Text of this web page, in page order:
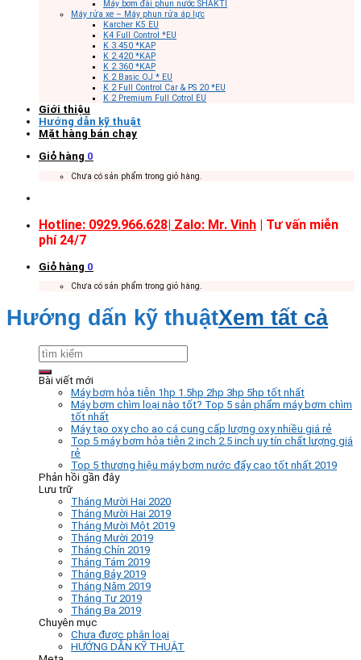
Máy bơm đài phun nước SHAKTI
Máy rửa xe – Máy phun rửa áp lực
Karcher K5 EU
K4 Full Control *EU
K 3.450 *KAP
K 2.420 *KAP
K 2.360 *KAP
K 2 Basic OJ * EU
K 2 Full Control Car & PS 20 *EU
K 2 Premium Full Cotrol EU
Giới thiệu
Hướng dẫn kỹ thuật
Mặt hàng bán chạy
Giỏ hàng 0
Chưa có sản phẩm trong giỏ hàng.
Hotline: 0929.966.628| Zalo: Mr. Vinh | Tư vấn miễn
phí 24/7
Giỏ hàng 0
Chưa có sản phẩm trong giỏ hàng.
Hướng dấn kỹ thuậtXem tất cả
Bài viết mới
Máy bơm hỏa tiễn 1hp 1.5hp 2hp 3hp 5hp tốt nhất
Máy bơm chìm loại nào tốt? Top 5 sản phẩm máy bơm chìm
tốt nhất
Máy tạo oxy cho ao cá cung cấp lượng oxy nhiều giá rẻ
Top 5 máy bơm hỏa tiễn 2 inch 2.5 inch uy tín chất lượng giá
rẻ
Top 5 thương hiệu máy bơm nước đẩy cao tốt nhất 2019
Phản hồi gần đây
Lưu trữ
Tháng Mười Hai 2020
Tháng Mười Hai 2019
Tháng Mười Một 2019
Tháng Mười 2019
Tháng Chín 2019
Tháng Tám 2019
Tháng Bảy 2019
Tháng Năm 2019
Tháng Tư 2019
Tháng Ba 2019
Chuyên mục
Chưa được phân loại
HƯỚNG DẪN KỸ THUẬT